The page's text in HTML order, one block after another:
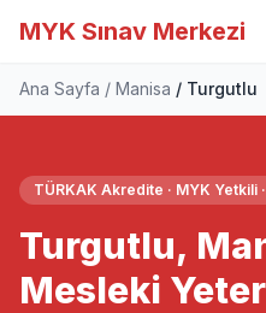
MYK Sınav Merkezi
Ana Sayfa Manisa Turgutlu
TÜRKAK Akredite · MYK Yetkili
Turgutlu,
Mesleki